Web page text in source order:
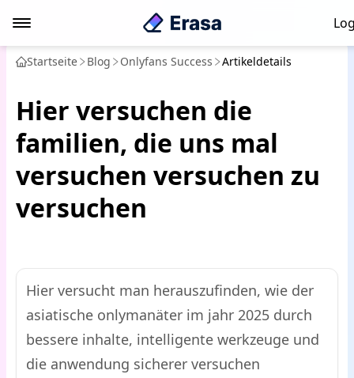
Startseite Blog Onlyfans Success Artikeldetails
Hier versuchen die
familien, die uns mal
versuchen versuchen zu
versuchen
Hier versucht man herauszufinden, wie der
asiatische onlymanäter im jahr 2025 durch
bessere inhalte, intelligente werkzeuge und
die anwendung sicherer versuchen